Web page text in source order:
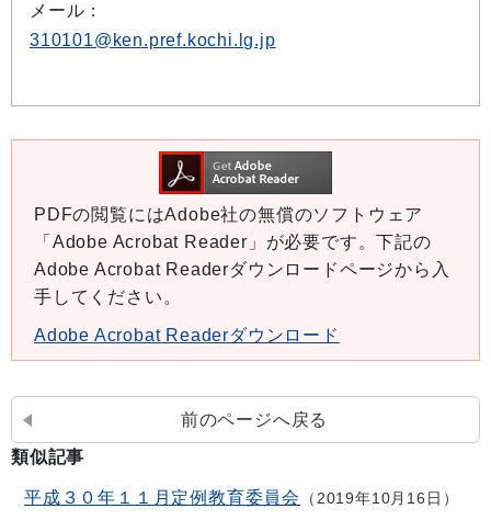
メール：
310101@ken.pref.kochi.lg.jp
PDFの閲覧にはAdobe社の無償のソフトウェア
「Adobe Acrobat Reader」が必要です。下記の
Adobe Acrobat Readerダウンロードページから入
手してください。
Adobe Acrobat Readerダウンロード
前のページへ戻る
類似記事
平成３０年１１月定例教育委員会 2019年10月16日